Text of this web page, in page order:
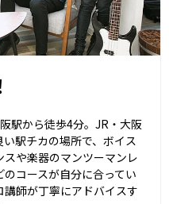
駅から徒歩4分。JR・大阪
駅チカの場所で、ボイス
スや楽器のマンツーマンレ
コースが自分に合ってい
師が丁寧にアドバイスす